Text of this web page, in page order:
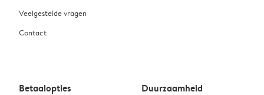
Veelgestelde vragen
Contact
Betaalopties Duurzaamheid